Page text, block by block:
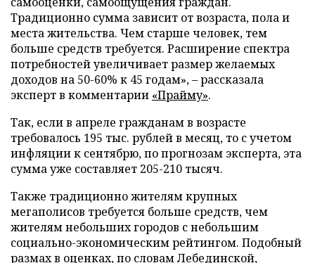
Традиционно сумма зависит от возраста, пола и
места жительства. Чем старше человек, тем
больше средств требуется. Расширение спектра
потребностей увеличивает размер желаемых
доходов на 50-60% к 45 годам», – рассказала
эксперт в комментарии «Прайму».
Так, если в апреле гражданам в возрасте
требовалось 195 тыс. рублей в месяц, то с учетом
инфляции к сентябрю, по прогнозам эксперта, эта
сумма уже составляет 205-210 тысяч.
Также традиционно жителям крупных
мегаполисов требуется больше средств, чем
жителям небольших городов с небольшим
социально-экономическим рейтингом. Подобный
размах в оценках, по словам Лебединской,